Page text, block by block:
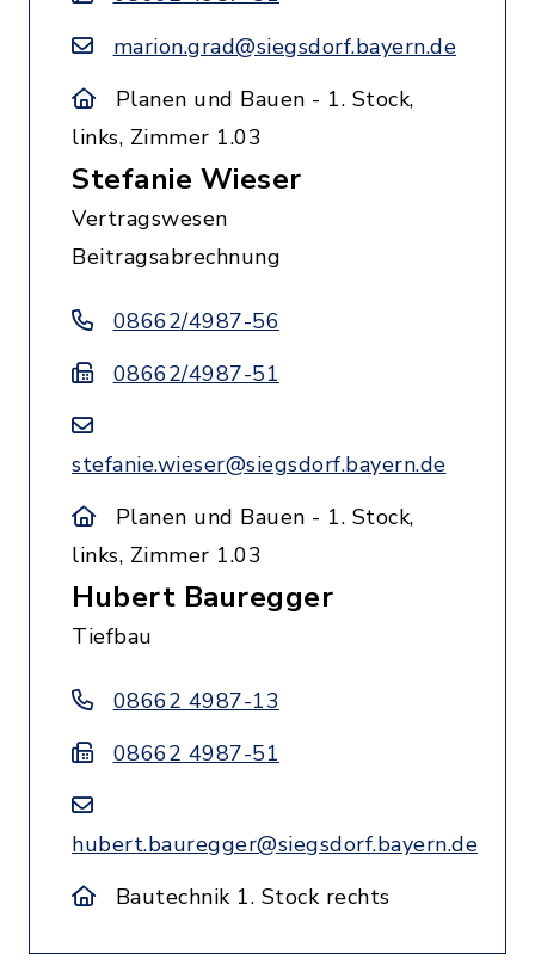
marion.grad@siegsdorf.bayern.de
Planen und Bauen - 1. Stock,
links, Zimmer 1.03
Stefanie Wieser
Vertragswesen
Beitragsabrechnung
08662/4987-56
08662/4987-51
stefanie.wieser@siegsdorf.bayern.de
Planen und Bauen - 1. Stock,
links, Zimmer 1.03
Hubert Bauregger
Tiefbau
08662 4987-13
08662 4987-51
hubert.bauregger@siegsdorf.bayern.de
Bautechnik 1. Stock rechts